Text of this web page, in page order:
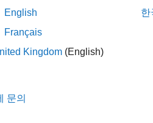
English
Français
Kingdom (English)
한
문의